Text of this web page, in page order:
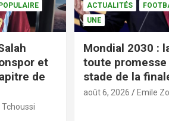
et
de
Tchoussi
ACTUALITÉS
UNE
Mondial 2030 :
toute
stade de la
août 6, 2026 Emile